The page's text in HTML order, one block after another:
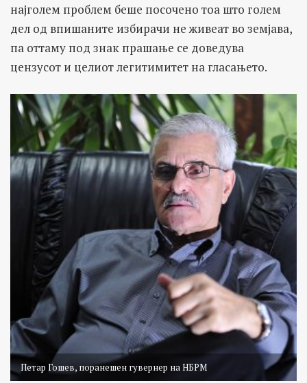
најголем проблем беше посочено тоа што голем
дел од впишаните избирачи не живеат во земјава,
па оттаму под знак прашање се доведува
цензусот и целиот легитимитет на гласањето.
Петар Гошев, поранешен гувернер на НБРМ